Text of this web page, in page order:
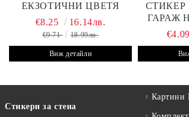
ЕКЗОТИЧНИ ЦВЕТЯ
€8.25 16.14лв.
€9.71 18.99лв.
Виж детайли
СТИКЕР
ГАРАЖ
€4.09
Стикери за стена
Картини